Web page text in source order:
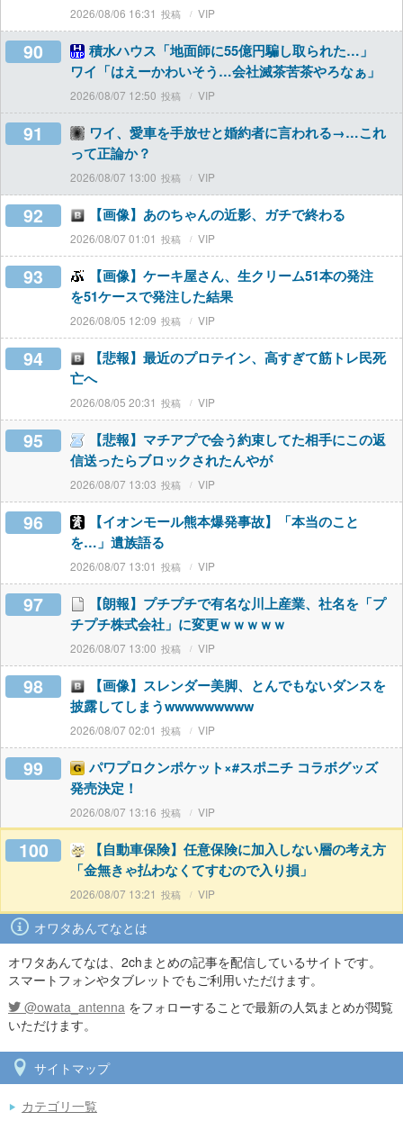
2026/08/06 16:31 VIP
90
積水ハウス「地面師に55億円騙し取られた…」
ワイ「はえーかわいそう…会社滅茶苦茶やろなぁ」
2026/08/07 12:50 VIP
91
ワイ、愛車を手放せと婚約者に言われる→…これ
って正論か？
2026/08/07 13:00 VIP
92 【画像】あのちゃんの近影、ガチで終わる
2026/08/07 01:01 VIP
93
【画像】ケーキ屋さん、生クリーム51本の発注
を51ケースで発注した結果
2026/08/05 12:09 VIP
94
【悲報】最近のプロテイン、高すぎて筋トレ民死
亡へ
2026/08/05 20:31 VIP
95
【悲報】マチアプで会う約束してた相手にこの返
信送ったらブロックされたんやが
2026/08/07 13:03 VIP
96
【イオンモール熊本爆発事故】「本当のこと
を…」遺族語る
2026/08/07 13:01 VIP
97
【朗報】プチプチで有名な川上産業、社名を「プ
チプチ株式会社」に変更ｗｗｗｗｗ
2026/08/07 13:00 VIP
98
【画像】スレンダー美脚、とんでもないダンスを
披露してしまうwwwwwwwww
2026/08/07 02:01 VIP
99
パワプロクンポケット×#スポニチ コラボグッズ
発売決定！
2026/08/07 13:16 VIP
100
【自動車保険】任意保険に加入しない層の考え方
「金無きゃ払わなくてすむので入り損」
2026/08/07 13:21 VIP
オワタあんてなとは
オワタあんてなは、2chまとめの記事を配信しているサイトです。
スマートフォンやタブレットでもご利用いただけます。
@owata_antenna をフォローすることで最新の人気まとめが閲覧
いただけます。
サイトマップ
カテゴリ一覧